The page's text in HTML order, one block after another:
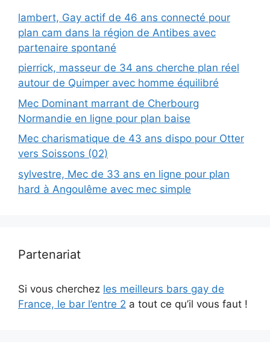
lambert, Gay actif de 46 ans connecté pour
plan cam dans la région de Antibes avec
partenaire spontané
pierrick, masseur de 34 ans cherche plan réel
autour de Quimper avec homme équilibré
Mec Dominant marrant de Cherbourg
Normandie en ligne pour plan baise
Mec charismatique de 43 ans dispo pour Otter
vers Soissons (02)
sylvestre, Mec de 33 ans en ligne pour plan
hard à Angoulême avec mec simple
Partenariat
Si vous cherchez les meilleurs bars gay de
France, le bar l’entre 2 a tout ce qu’il vous faut !